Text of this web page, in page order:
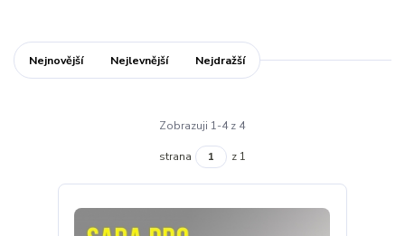
Nejnovější Nejlevnější Nejdražší
Zobrazuji 1-4 z 4
strana z 1